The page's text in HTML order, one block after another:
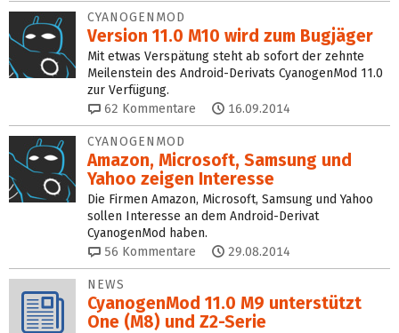
CYANOGENMOD
Version 11.0 M10 wird zum Bugjäger
Mit etwas Verspätung steht ab sofort der zehnte
Meilenstein des Android-Derivats CyanogenMod 11.0
zur Verfügung.
62 Kommentare 16.09.2014
CYANOGENMOD
Amazon, Microsoft, Samsung und
Yahoo zeigen Interesse
Die Firmen Amazon, Microsoft, Samsung und Yahoo
sollen Interesse an dem Android-Derivat
CyanogenMod haben.
56 Kommentare 29.08.2014
NEWS
CyanogenMod 11.0 M9 unterstützt
One (M8) und Z2-Serie